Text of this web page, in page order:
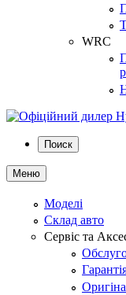
WRC
Поиск
Меню
Моделі
Склад авто
Сервіс та